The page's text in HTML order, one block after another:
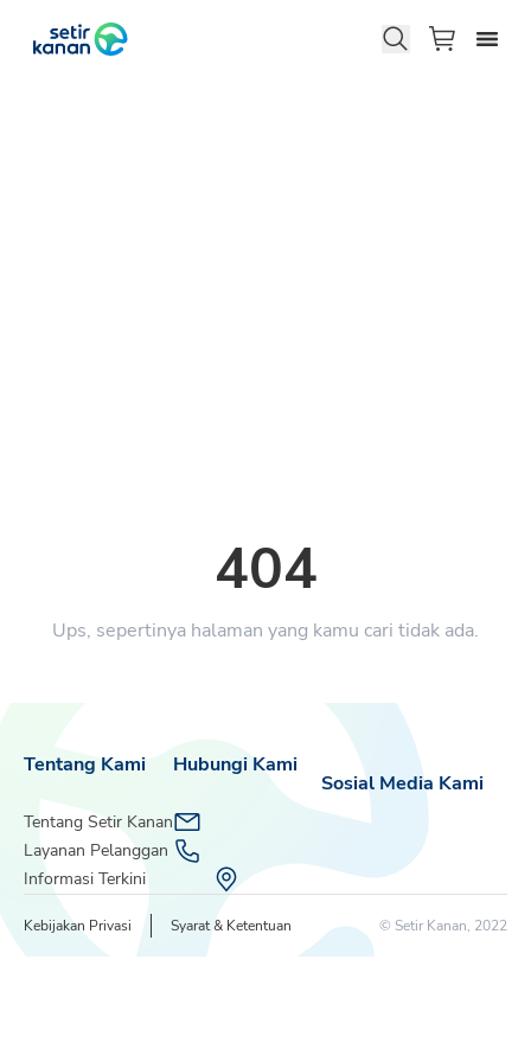
404
Ups, sepertinya halaman yang kamu cari tidak ada.
Tentang Kami
Tentang Setir Kanan
Layanan Pelanggan
Informasi Terkini
Sosial Media Kami
Hubungi Kami
Kebijakan Privasi Syarat & Ketentuan © Setir Kanan, 2022